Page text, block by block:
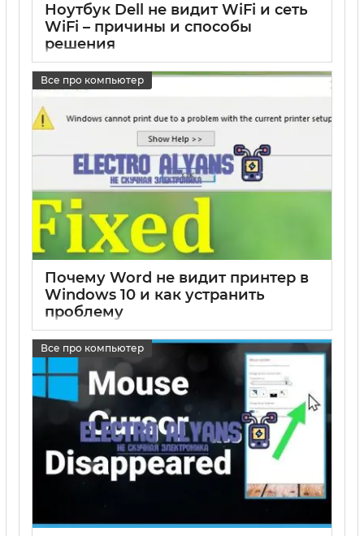
Ноутбук Dell не видит WiFi и сеть
WiFi – причины и способы
решения
Все про компьютер
Почему Word не видит принтер в
Windows 10 и как устранить
проблему
Все про компьютер